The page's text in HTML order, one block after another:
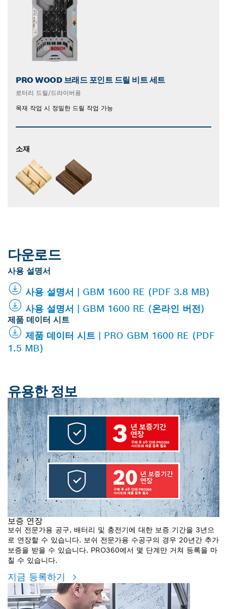
PRO WOOD 브래드 포인트 드릴 비트 세트
로터리 드릴/드라이버용
목재 작업 시 정밀한 드릴 작업 가능
소재
다운로드
사용 설명서
사용 설명서 | GBM 1600 RE (PDF 3.8 MB)
사용 설명서 | GBM 1600 RE (온라인 버전)
제품 데이터 시트
제품 데이터 시트 | PRO GBM 1600 RE (PDF
1.5 MB)
유용한 정보
보증 연장
보쉬 전문가용 공구, 배터리 및 충전기에 대한 보증 기간을 3년으
로 연장할 수 있습니다. 보쉬 전문가용 수공구의 경우 20년간 추가
보증을 받을 수 있습니다. PRO360에서 몇 단계만 거쳐 등록을 마
칠 수 있습니다.
지금 등록하기